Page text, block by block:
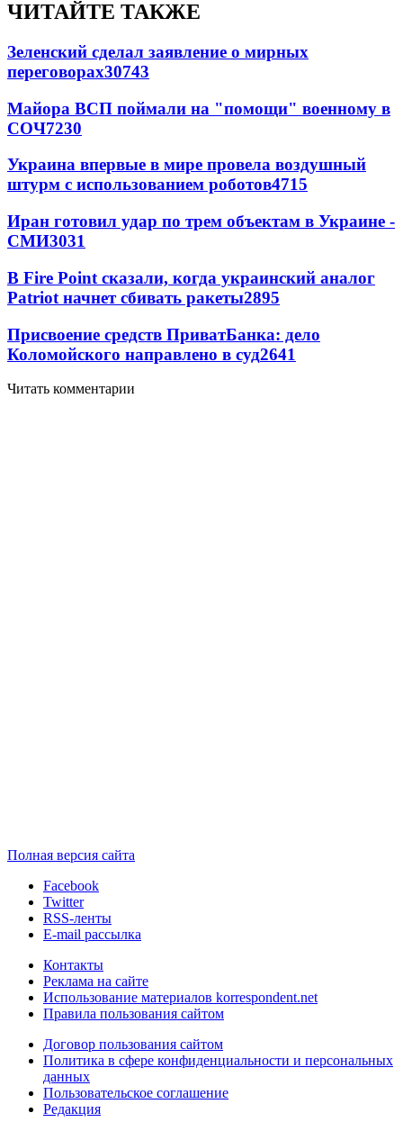
ЧИТАЙТЕ ТАКЖЕ
Зеленский сделал заявление о мирных
переговорах30743
Майора ВСП поймали на "помощи" военному в
СОЧ7230
Украина впервые в мире провела воздушный
штурм с использованием роботов4715
Иран готовил удар по трем объектам в Украине -
СМИ3031
В Fire Point сказали, когда украинский аналог
Patriot начнет сбивать ракеты2895
Присвоение средств ПриватБанка: дело
Коломойского направлено в суд2641
Читать комментарии
Полная версия сайта
Facebook
Twitter
RSS-ленты
E-mail рассылка
Контакты
Реклама на сайте
Использование материалов korrespondent.net
Правила пользования сайтом
Договор пользования сайтом
Политика в сфере конфиденциальности и персональных
данных
Пользовательское соглашение
Редакция